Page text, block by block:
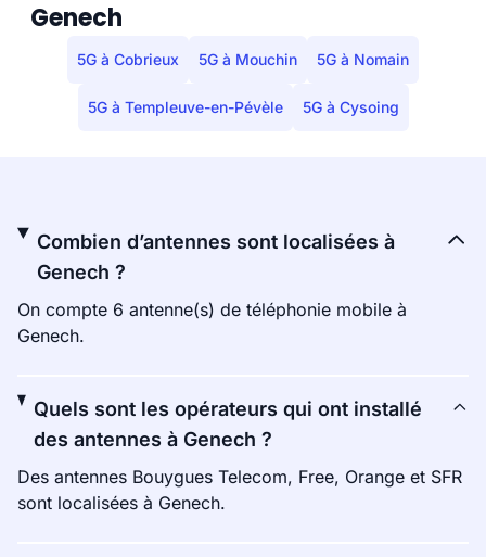
Genech
5G à Cobrieux 5G à Mouchin 5G à Nomain
5G à Templeuve-en-Pévèle 5G à Cysoing
Combien d’antennes sont localisées à
Genech ?
On compte 6 antenne(s) de téléphonie mobile à
Genech.
Quels sont les opérateurs qui ont installé
des antennes à Genech ?
Des antennes Bouygues Telecom, Free, Orange et SFR
sont localisées à Genech.